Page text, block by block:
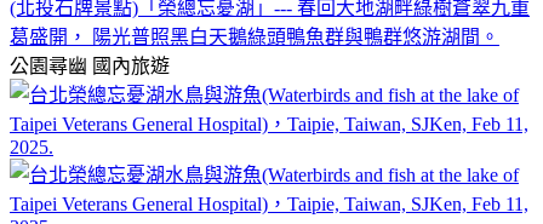
(北投石牌景點)「榮總忘憂湖」--- 春回大地湖畔綠樹蒼翠九重
葛盛開， 陽光普照黑白天鵝綠頭鴨魚群與鴨群悠游湖間。
公園尋幽 國內旅遊